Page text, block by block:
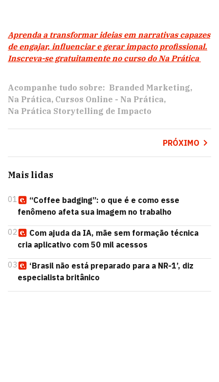
Aprenda a transformar ideias em narrativas capazes
de engajar, influenciar e gerar impacto profissional.
Inscreva-se gratuitamente no curso do Na Prática
Acompanhe tudo sobre: Branded Marketing
Na Prática Cursos Online - Na Prática
Na Prática Storytelling de Impacto
PRÓXIMO
Mais lidas
01
“Coffee badging”: o que é e como esse
fenômeno afeta sua imagem no trabalho
02
Com ajuda da IA, mãe sem formação técnica
cria aplicativo com 50 mil acessos
03
‘Brasil não está preparado para a NR-1’, diz
especialista britânico